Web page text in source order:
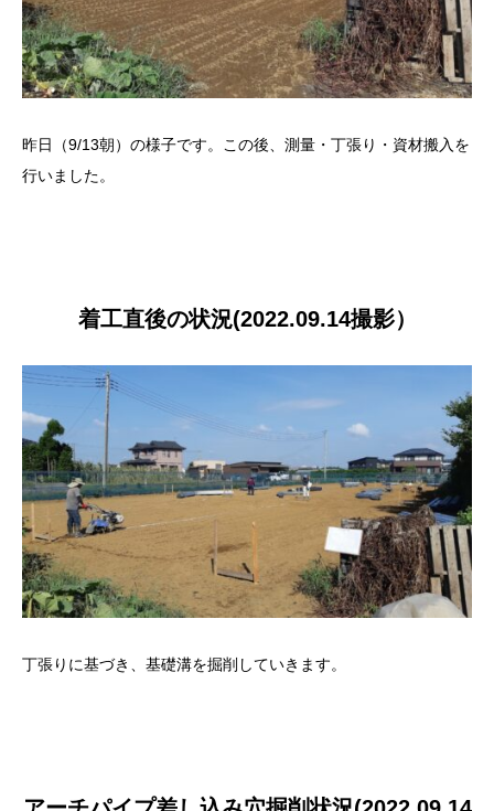
昨日（9/13朝）の様子です。この後、測量・丁張り・資材搬入を
行いました。
着工直後の状況(2022.09.14撮影）
丁張りに基づき、基礎溝を掘削していきます。